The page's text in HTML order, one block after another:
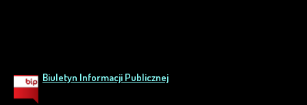
Biuletyn Informacji Publicznej